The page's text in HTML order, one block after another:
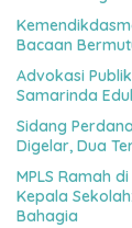
Bacaan
Advokasi
Samarinda
Sidang
Digelar, Dua
MPLS Ramah
Kepala
Bahagia